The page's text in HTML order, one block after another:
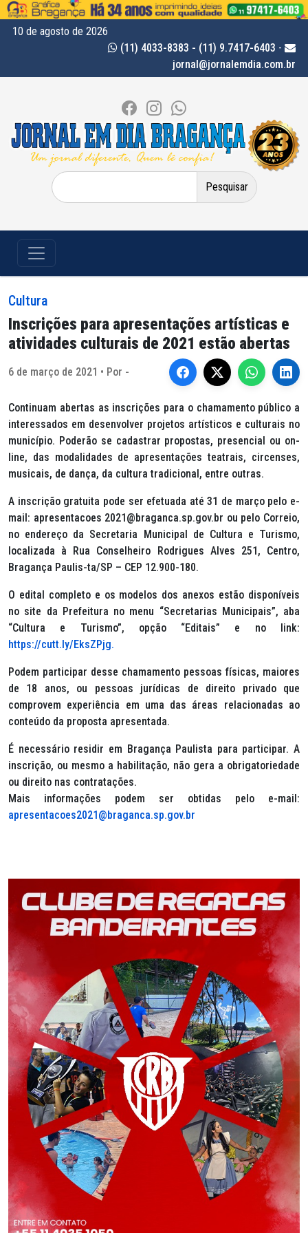
10 de agosto de 2026
(11) 4033-8383 - (11) 9.7417-6403 -
jornal@jornalemdia.com.br
Pesquisar
por:
Cultura
Inscrições para apresentações artísticas e
atividades culturais de 2021 estão abertas
6 de março de 2021 • Por -
Continuam abertas as inscrições para o chamamento público a
interessados em desenvolver projetos artísticos e culturais no
município. Poderão se cadastrar propostas, presencial ou on-
line, das modalidades de apresentações teatrais, circenses,
musicais, de dança, da cultura tradicional, entre outras.
A inscrição gratuita pode ser efetuada até 31 de março pelo e-
mail: apresentacoes 2021@braganca.sp.gov.br ou pelo Correio,
no endereço da Secretaria Municipal de Cultura e Turismo,
localizada à Rua Conselheiro Rodrigues Alves 251, Centro,
Bragança Paulis-ta/SP – CEP 12.900-180.
O edital completo e os modelos dos anexos estão disponíveis
no site da Prefeitura no menu “Secretarias Municipais”, aba
“Cultura e Turismo”, opção “Editais” e no link:
https://cutt.ly/EksZPjg.
Podem participar desse chamamento pessoas físicas, maiores
de 18 anos, ou pessoas jurídicas de direito privado que
comprovem experiência em uma das áreas relacionadas ao
conteúdo da proposta apresentada.
É necessário residir em Bragança Paulista para participar. A
inscrição, ou mesmo a habilitação, não gera a obrigatoriedade
ou direito nas contratações.
Mais informações podem ser obtidas pelo e-mail:
apresentacoes2021@braganca.sp.gov.br